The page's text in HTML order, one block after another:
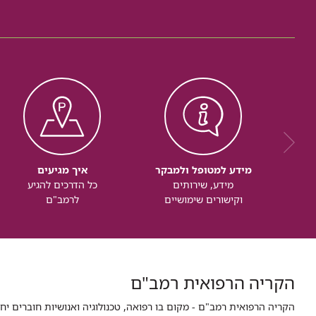
מידע למטופל ולמבקר
מידע, שירותים
וקישורים שימושיים
איך מגיעים
כל הדרכים להגיע
לרמב"ם
הקריה הרפואית רמב"ם
הקריה הרפואית רמב"ם - מקום בו רפואה, טכנולוגיה ואנושיות חוברים